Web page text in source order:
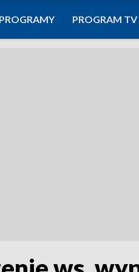
PROGRAMY PROGRAM TV